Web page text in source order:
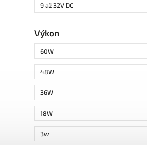
9 až 32V DC
Výkon
60W
48W
36W
18W
3w